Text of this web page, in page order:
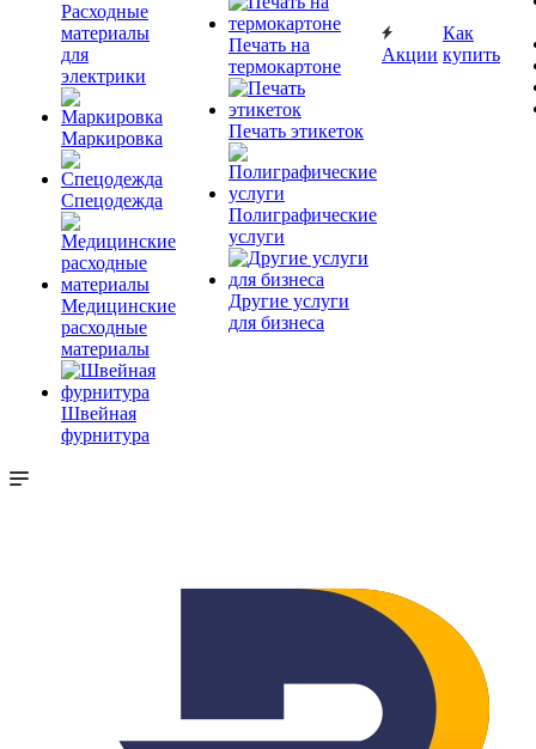
Расходные
материалы
для
электрики
Маркировка
Спецодежда
Медицинские
расходные
материалы
Швейная
фурнитура
Печать на
термокартоне
Печать этикеток
Полиграфические
услуги
Другие услуги
для бизнеса
Акции
Как
купить